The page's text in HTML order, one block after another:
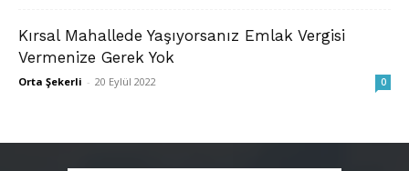
Kırsal Mahallede Yaşıyorsanız Emlak Vergisi
Vermenize Gerek Yok
Orta Şekerli - 20 Eylül 2022 0